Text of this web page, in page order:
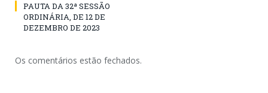
PAUTA DA 32ª SESSÃO
ORDINÁRIA, DE 12 DE
DEZEMBRO DE 2023
Os comentários estão fechados.